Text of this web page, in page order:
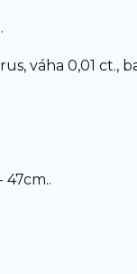
váha 0,01 ct.,